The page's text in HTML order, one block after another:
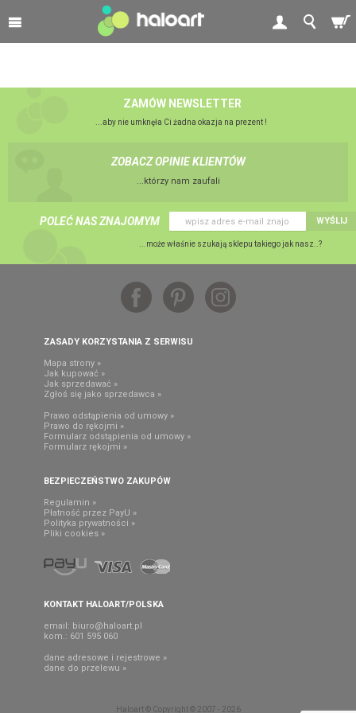
ZAMÓW NEWSLETTER
...aby nie umknęła Ci żadna okazja na prezent !
ZOBACZ OPINIE KLIENTÓW
...którzy nam zaufali
POLEĆ NAS ZNAJOMYM WYŚLIJ
...może właśnie szukają sklepu takiego jak nasz..?
ZASADY KORZYSTANIA Z SERWISU
Mapa strony »
Jak kupować »
Jak sprzedawać »
Zgłoś się jako sprzedawca »
Prawo odstąpienia od umowy »
Prawo do rękojmi »
Formularz odstąpienia od umowy »
Formularz rękojmi »
BEZPIECZEŃSTWO ZAKUPÓW
Regulamin »
Płatność przez PayU »
Polityka prywatności »
Pliki cookies »
KONTAKT HALOART/POLSKA
email: biuro@haloart.pl
kom.: 601 595 060
dane adresowe i rejestrowe »
dane do przelewu »
Haloart © Copyright © 2007 - 2026